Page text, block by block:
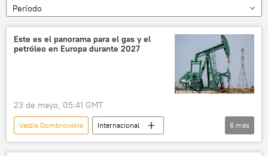
Período
Este es el panorama para el gas y el
petróleo en Europa durante 2027
23 de mayo, 05:41 GMT
Valdis Dombrovskis
Internacional
Unión Europea (UE)
Christine Lagarde
6 más